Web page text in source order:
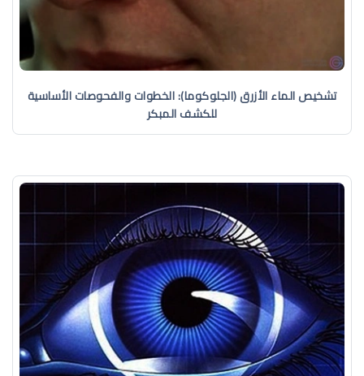
تشخيص الماء الأزرق (الجلوكوما): الخطوات والفحوصات الأساسية
للكشف المبكر